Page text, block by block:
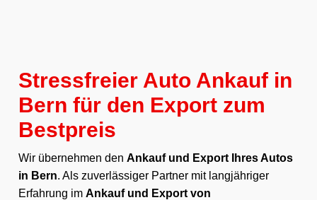
Stressfreier Auto Ankauf in
Bern für den Export zum
Bestpreis
Wir übernehmen denAnkauf und Export Ihres Autos
in Bern. Als zuverlässiger Partner mit langjähriger
Erfahrung imAnkauf und Export von